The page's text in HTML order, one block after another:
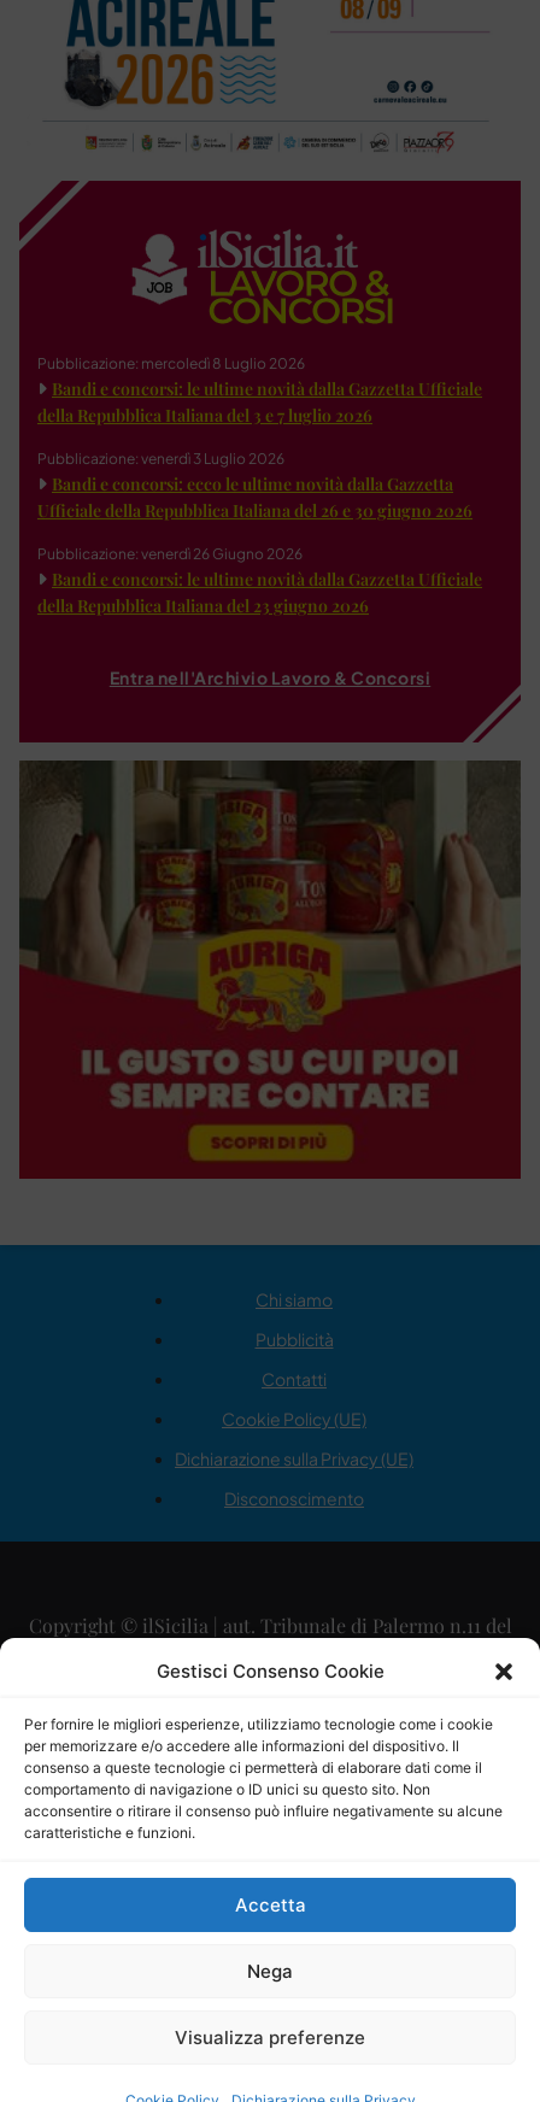
Gestisci Consenso Cookie
Per fornire le migliori esperienze, utilizziamo tecnologie come i cookie
per memorizzare e/o accedere alle informazioni del dispositivo. Il
consenso a queste tecnologie ci permetterà di elaborare dati come il
comportamento di navigazione o ID unici su questo sito. Non
acconsentire o ritirare il consenso può influire negativamente su alcune
caratteristiche e funzioni.
Accetta
Nega
Visualizza preferenze
Pubblicazione: mercoledì 8 Luglio 2026
Bandi e concorsi: le ultime novità dalla Gazzetta Ufficiale
della Repubblica Italiana del 3 e 7 luglio 2026
Pubblicazione: venerdì 3 Luglio 2026
Bandi e concorsi: ecco le ultime novità dalla Gazzetta
Ufficiale della Repubblica Italiana del 26 e 30 giugno 2026
Pubblicazione: venerdì 26 Giugno 2026
Bandi e concorsi: le ultime novità dalla Gazzetta Ufficiale
della Repubblica Italiana del 23 giugno 2026
Entra nell'Archivio Lavoro & Concorsi
Chi siamo
Pubblicità
Contatti
Cookie Policy (UE)
Dichiarazione sulla Privacy (UE)
Disconoscimento
Copyright © ilSicilia | aut. Tribunale di Palermo n.11 del
29/09/2015
Direttore Editoriale: Maurizio Scaglione
Direttore Responsabile: Maria Calabrese
P.IVA: 06334930820
Mercurio Comunicazione Società Cooperativa a r.l. è
iscritta al Registro degli Operatori di Comunicazione al
Sito gestito daLa Digitale srl–info@ladigitale.it